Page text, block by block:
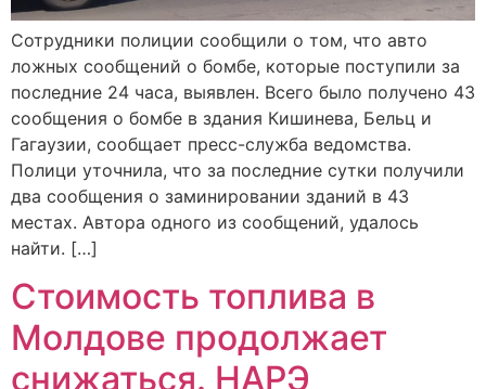
Сотрудники полиции сообщили о том, что авто
ложных сообщений о бомбе, которые поступили за
последние 24 часа, выявлен. Всего было получено 43
сообщения о бомбе в здания Кишинева, Бельц и
Гагаузии, сообщает пресс-служба ведомства.
Полици уточнила, что за последние сутки получили
два сообщения о заминировании зданий в 43
местах. Автора одного из сообщений, удалось
найти. […]
Стоимость топлива в
Молдове продолжает
снижаться. НАРЭ